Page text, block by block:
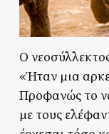
Ο
«Ήταν μια
Προφανώς το
με τους